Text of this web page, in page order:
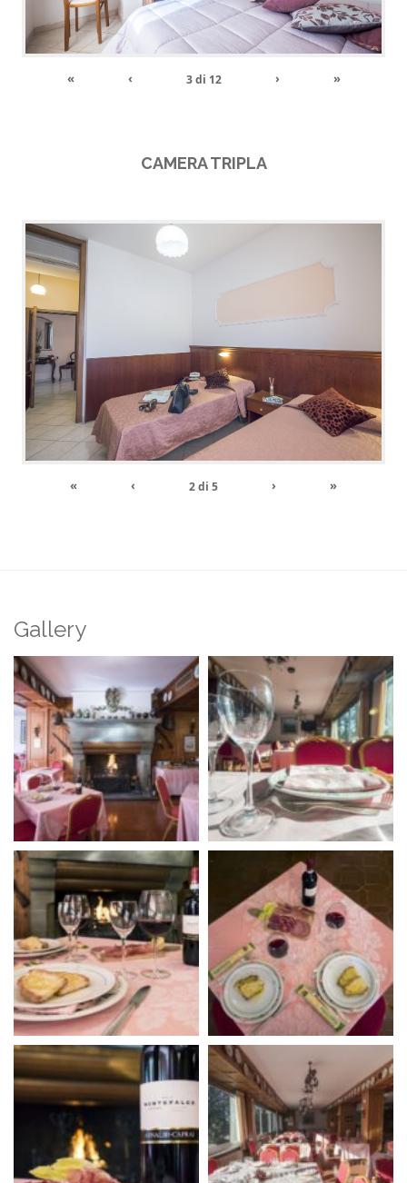
« ‹ 3di 12 › »
CAMERA TRIPLA
« ‹ 2di 5 › »
Gallery